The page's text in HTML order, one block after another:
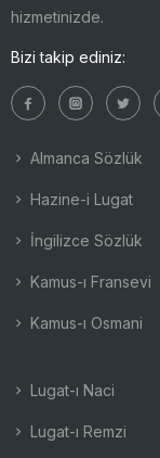
hizmetinizde.
Bizi takip ediniz:
Almanca Sözlük
Hazine-i Lugat
İngilizce Sözlük
Kamus-ı Fransevi
Kamus-ı Osmani
Lugat-ı Naci
Lugat-ı Remzi